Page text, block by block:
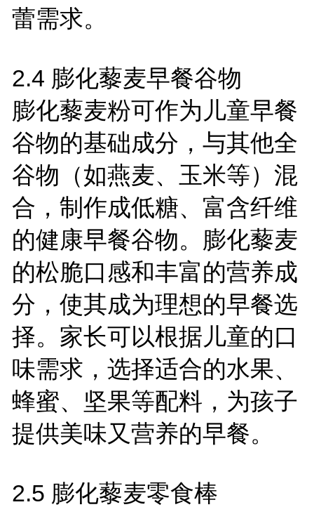
蕾需求。
2.4 膨化藜麦早餐谷物
膨化藜麦粉可作为儿童早餐
谷物的基础成分，与其他全
谷物（如燕麦、玉米等）混
合，制作成低糖、富含纤维
的健康早餐谷物。膨化藜麦
的松脆口感和丰富的营养成
分，使其成为理想的早餐选
择。家长可以根据儿童的口
味需求，选择适合的水果、
蜂蜜、坚果等配料，为孩子
提供美味又营养的早餐。
2.5 膨化藜麦零食棒